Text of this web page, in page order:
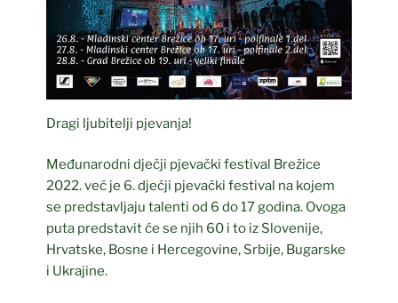
Dragi ljubitelji pjevanja!
Međunarodni dječji pjevački festival Brežice
2022. već je 6. dječji pjevački festival na kojem
se predstavljaju talenti od 6 do 17 godina. Ovoga
puta predstavit će se njih 60 i to iz Slovenije,
Hrvatske, Bosne i Hercegovine, Srbije, Bugarske
i Ukrajine.